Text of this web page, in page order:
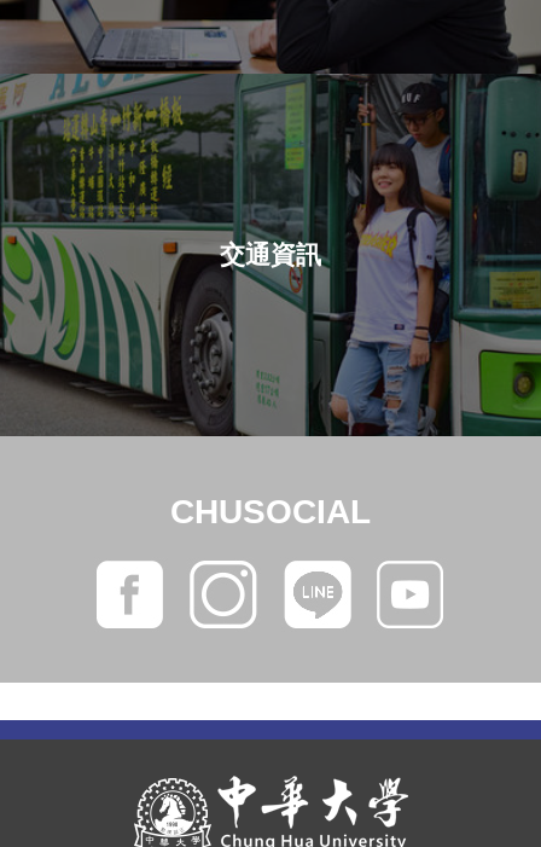
交通資訊
CHUSOCIAL